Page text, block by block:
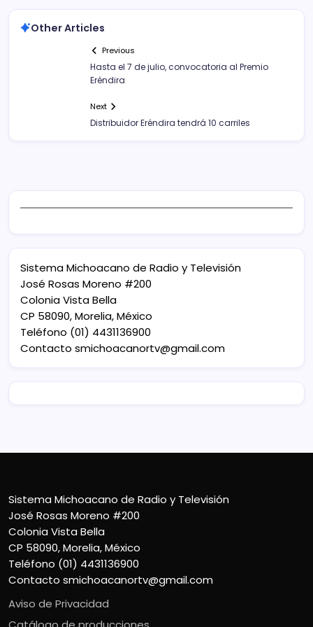
Other Articles
Previous
Hasta el 7 de julio, convocatoria al Premio
Eréndira
Next
Distribuidor Eréndira tendrá 10 carriles
Sistema Michoacano de Radio y Televisión
José Rosas Moreno #200
Colonia Vista Bella
CP 58090, Morelia, México
Teléfono (01) 4431136900
Contacto smichoacanortv@gmail.com
Sistema Michoacano de Radio y Televisión
José Rosas Moreno #200
Colonia Vista Bella
CP 58090, Morelia, México
Teléfono (01) 4431136900
Contacto smichoacanortv@gmail.com
Aviso de Privacidad